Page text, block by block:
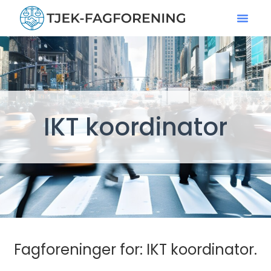
IKT koordinator
Fagforeninger for: IKT koordinator.